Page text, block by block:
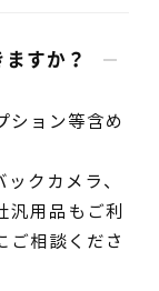
すか？
ション等含め
クカメラ、
汎用品もご利
ご相談くださ